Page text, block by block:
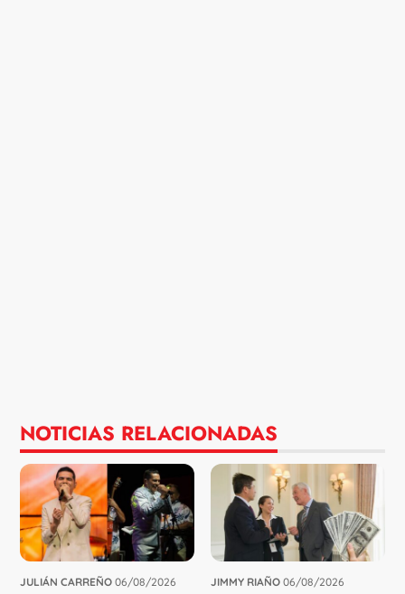
NOTICIAS RELACIONADAS
JULIÁN CARREÑO 06/08/2026 JIMMY RIAÑO 06/08/2026